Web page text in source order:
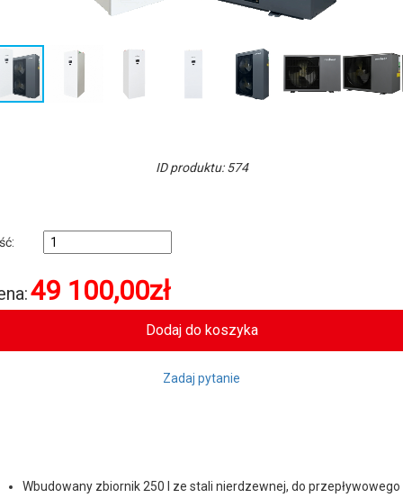
ID produktu: 574
49 100,00zł
Zadaj pytanie
Wbudowany zbiornik 250 l ze stali nierdzewnej, do przepływowego